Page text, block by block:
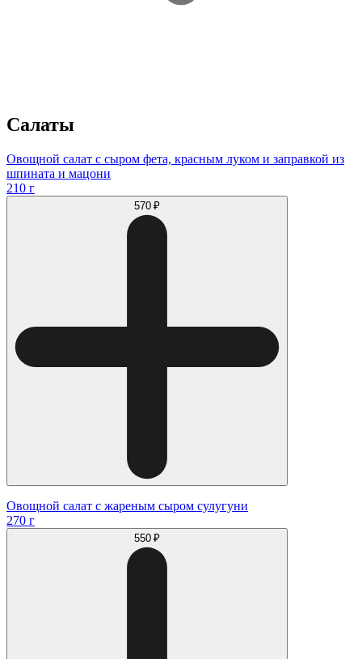
Салаты
Овощной салат с сыром фета, красным луком и заправкой из
шпината и мацони
210 г
570 ₽
Овощной салат с жареным сыром сулугуни
270 г
550 ₽